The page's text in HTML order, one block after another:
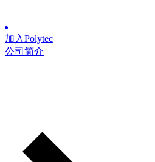
加入Polytec
公司简介